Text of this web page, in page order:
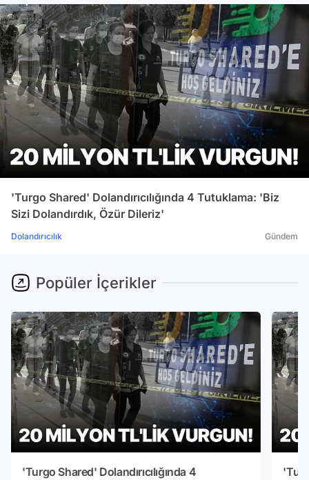
'Turgo Shared' Dolandırıcılığında 4 Tutuklama: 'Biz
Sizi Dolandırdık, Özür Dileriz'
Dolandırıcılık Gündem
Popüler İçerikler
'Turgo Shared' Dolandırıcılığında 4